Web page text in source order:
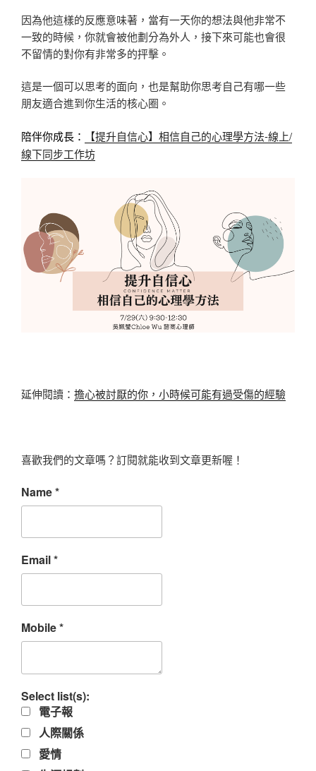
因為他這樣的反應意味著，當有一天你的想法與他非常不
一致的時候，你就會被他劃分為外人，接下來可能也會很
不留情的對你有非常多的抨擊。
這是一個可以思考的面向，也是幫助你思考自己有哪一些
朋友適合進到你生活的核心圈。
陪伴你成長：
【提升自信心】相信自己的心理學方法-線上/
線下同步工作坊
延伸閱讀： 擔心被討厭的你，小時候可能有過受傷的經驗
喜歡我們的文章嗎？訂閱就能收到文章更新喔！
Name*
Email*
Mobile*
Select list(s):
電子報
人際關係
愛情